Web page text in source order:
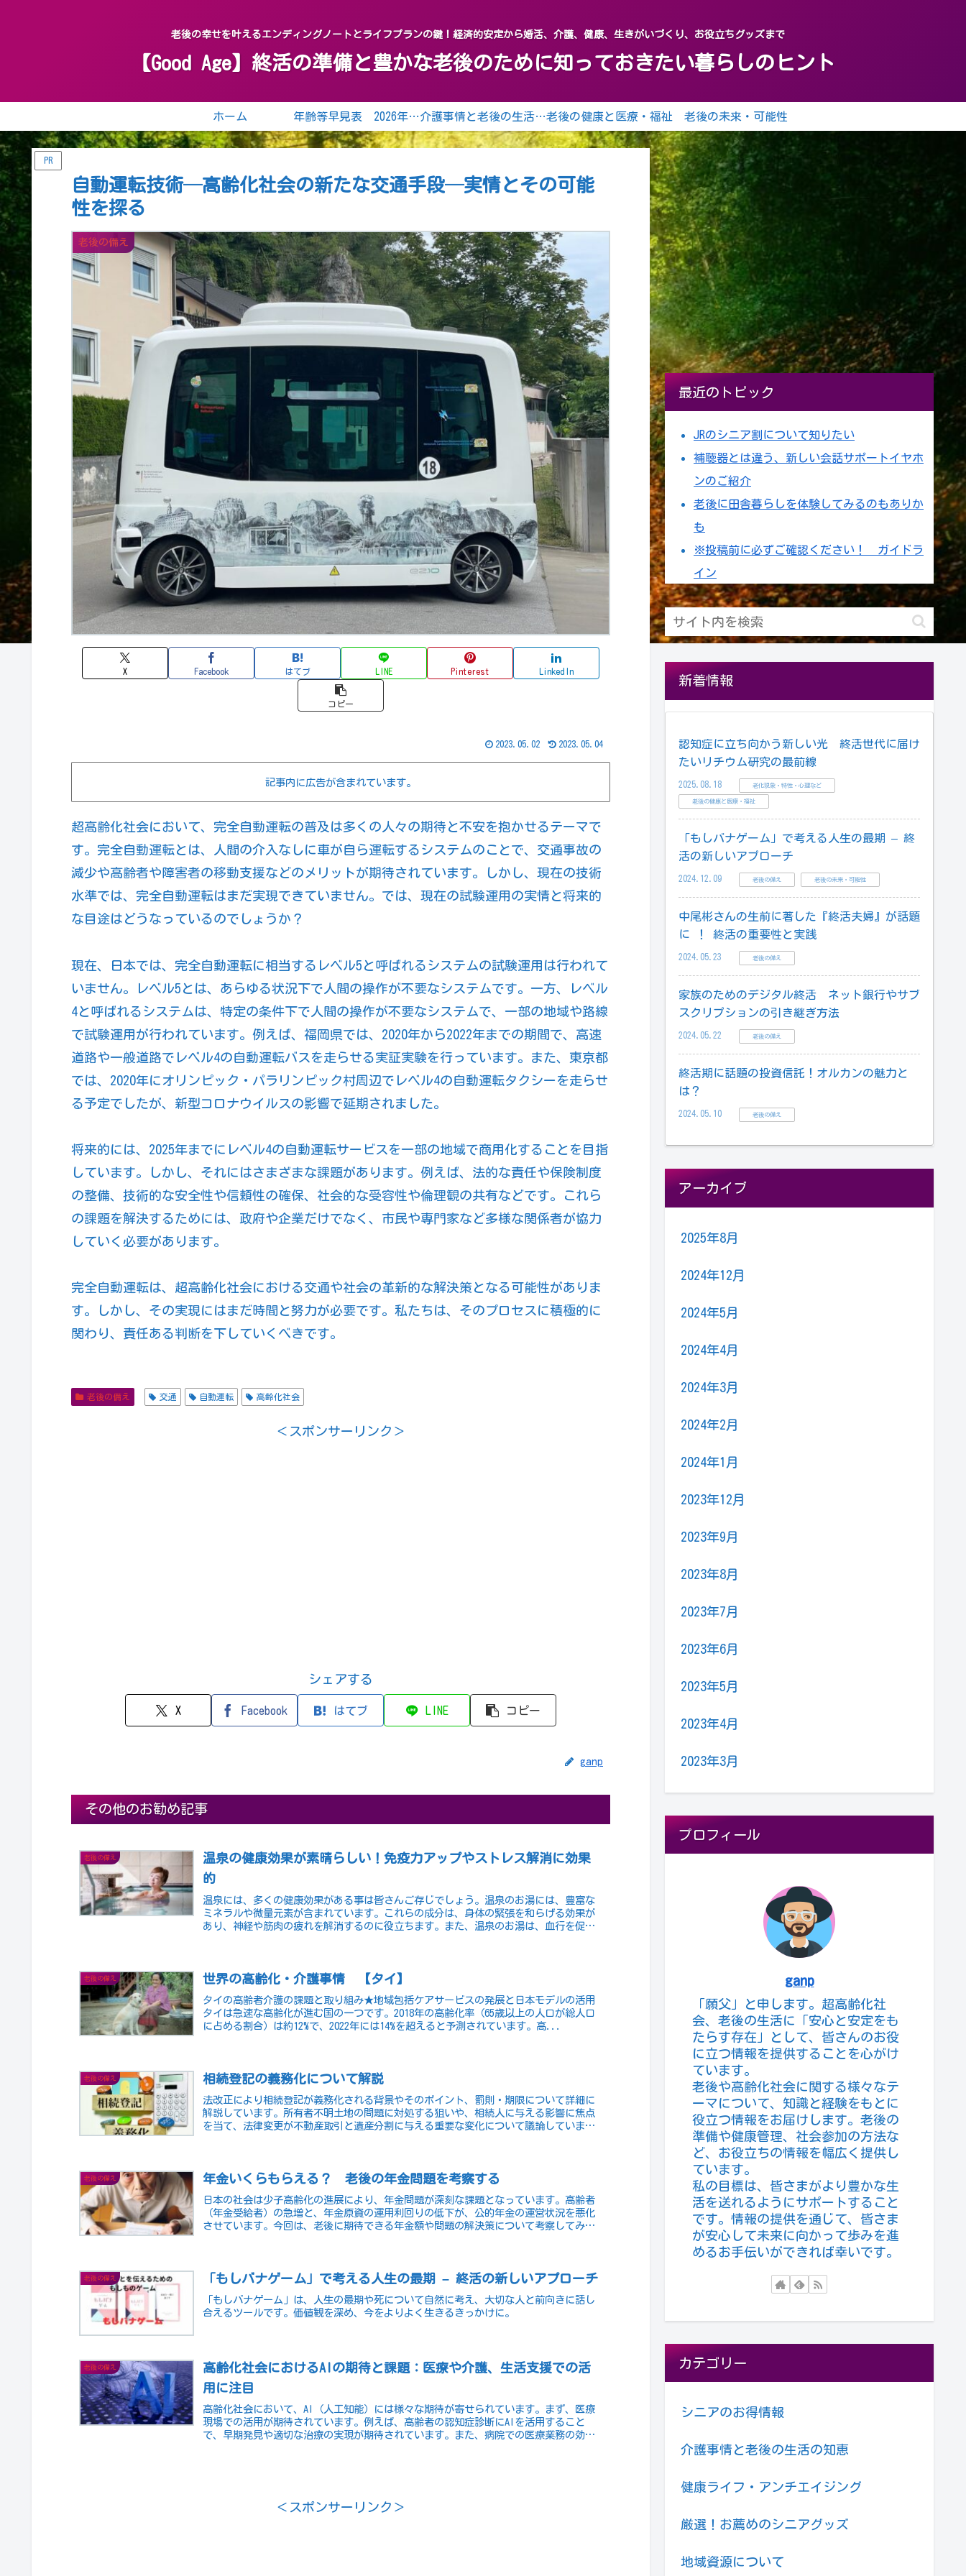
老後の幸せを叶えるエンディングノートとライフプランの鍵！経済的安定から婚活、介護、健康、生きがいづくり、お役立ちグッズまで
【Good Age】終活の準備と豊かな老後のために知っておきたい暮らしのヒント
ホーム 年齢等早見表 2026年（令和8年） 2027年（令和9年） 介護事情と老後の生活の知恵老後の健康と医療・福祉 老後の未来・可能性
PR
自動運転技術─高齢化社会の新たな交通手段─実情とその可能
性を探る
老後の備え
X Facebook はてブ LINE Pinterest LinkedIn
コピー
2023.05.02 2023.05.04
記事内に広告が含まれています。
超高齢化社会において、完全自動運転の普及は多くの人々の期待と不安を抱かせるテーマで
す。完全自動運転とは、人間の介入なしに車が自ら運転するシステムのことで、交通事故の
減少や高齢者や障害者の移動支援などのメリットが期待されています。しかし、現在の技術
水準では、完全自動運転はまだ実現できていません。では、現在の試験運用の実情と将来的
な目途はどうなっているのでしょうか？
現在、日本では、完全自動運転に相当するレベル5と呼ばれるシステムの試験運用は行われて
いません。レベル5とは、あらゆる状況下で人間の操作が不要なシステムです。一方、レベル
4と呼ばれるシステムは、特定の条件下で人間の操作が不要なシステムで、一部の地域や路線
で試験運用が行われています。例えば、福岡県では、2020年から2022年までの期間で、高速
道路や一般道路でレベル4の自動運転バスを走らせる実証実験を行っています。また、東京都
では、2020年にオリンピック・パラリンピック村周辺でレベル4の自動運転タクシーを走らせ
る予定でしたが、新型コロナウイルスの影響で延期されました。
将来的には、2025年までにレベル4の自動運転サービスを一部の地域で商用化することを目指
しています。しかし、それにはさまざまな課題があります。例えば、法的な責任や保険制度
の整備、技術的な安全性や信頼性の確保、社会的な受容性や倫理観の共有などです。これら
の課題を解決するためには、政府や企業だけでなく、市民や専門家など多様な関係者が協力
していく必要があります。
完全自動運転は、超高齢化社会における交通や社会の革新的な解決策となる可能性がありま
す。しかし、その実現にはまだ時間と努力が必要です。私たちは、そのプロセスに積極的に
関わり、責任ある判断を下していくべきです。
老後の備え 交通 自動運転 高齢化社会
＜スポンサーリンク＞
シェアする
X Facebook はてブ LINE コピー
ganp
その他のお勧め記事
老後の備え
温泉の健康効果が素晴らしい！免疫力アップやストレス解消に効果
的
温泉には、多くの健康効果がある事は皆さんご存じでしょう。温泉のお湯には、豊富な
ミネラルや微量元素が含まれています。これらの成分は、身体の緊張を和らげる効果が
あり、神経や筋肉の疲れを解消するのに役立ちます。また、温泉のお湯は、血行を促進
老後の備え 世界の高齢化・介護事情 【タイ】
タイの高齢者介護の課題と取り組み★地域包括ケアサービスの発展と日本モデルの活用
タイは急速な高齢化が進む国の一つです。2018年の高齢化率（65歳以上の人口が総人口
に占める割合）は約12%で、2022年には14%を超えると予測されています。高...
老後の備え 相続登記の義務化について解説
法改正により相続登記が義務化される背景やそのポイント、罰則・期限について詳細に
解説しています。所有者不明土地の問題に対処する狙いや、相続人に与える影響に焦点
を当て、法律変更が不動産取引と遺産分割に与える重要な変化について議論していま
老後の備え 年金いくらもらえる？ 老後の年金問題を考察する
日本の社会は少子高齢化の進展により、年金問題が深刻な課題となっています。高齢者
（年金受給者）の急増と、年金原資の運用利回りの低下が、公的年金の運営状況を悪化
させています。今回は、老後に期待できる年金額や問題の解決策について考察してみま
老後の備え 「もしバナゲーム」で考える人生の最期 – 終活の新しいアプローチ
「もしバナゲーム」は、人生の最期や死について自然に考え、大切な人と前向きに話し
合えるツールです。価値観を深め、今をよりよく生きるきっかけに。
老後の備え
高齢化社会におけるAIの期待と課題：医療や介護、生活支援での活
用に注目
高齢化社会において、AI（人工知能）には様々な期待が寄せられています。まず、医療
現場での活用が期待されています。例えば、高齢者の認知症診断にAIを活用すること
で、早期発見や適切な治療の実現が期待されています。また、病院での医療業務の効率
＜スポンサーリンク＞
最近のトピック
JRのシニア割について知りたい
補聴器とは違う、新しい会話サポートイヤホ
ンのご紹介
老後に田舎暮らしを体験してみるのもありか
も
※投稿前に必ずご確認ください！ ガイドラ
イン
新着情報
認知症に立ち向かう新しい光 終活世代に届け
たいリチウム研究の最前線
2025.08.18 老化現象・特性・心理など
老後の健康と医療・福祉
「もしバナゲーム」で考える人生の最期 – 終
活の新しいアプローチ
2024.12.09 老後の備え 老後の未来・可能性
中尾彬さんの生前に著した『終活夫婦』が話題
に ！ 終活の重要性と実践
2024.05.23 老後の備え
家族のためのデジタル終活 ネット銀行やサブ
スクリプションの引き継ぎ方法
2024.05.22 老後の備え
終活期に話題の投資信託！オルカンの魅力と
は？
2024.05.10 老後の備え
アーカイブ
2025年8月
2024年12月
2024年5月
2024年4月
2024年3月
2024年2月
2024年1月
2023年12月
2023年9月
2023年8月
2023年7月
2023年6月
2023年5月
2023年4月
2023年3月
プロフィール
ganp
「願父」と申します。超高齢化社
会、老後の生活に「安心と安定をも
たらす存在」として、皆さんのお役
に立つ情報を提供することを心がけ
ています。
老後や高齢化社会に関する様々なテ
ーマについて、知識と経験をもとに
役立つ情報をお届けします。老後の
準備や健康管理、社会参加の方法な
ど、お役立ちの情報を幅広く提供し
ています。
私の目標は、皆さまがより豊かな生
活を送れるようにサポートすること
です。情報の提供を通じて、皆さま
が安心して未来に向かって歩みを進
めるお手伝いができれば幸いです。
カテゴリー
シニアのお得情報
介護事情と老後の生活の知恵
健康ライフ・アンチエイジング
厳選！お薦めのシニアグッズ
地域資源について